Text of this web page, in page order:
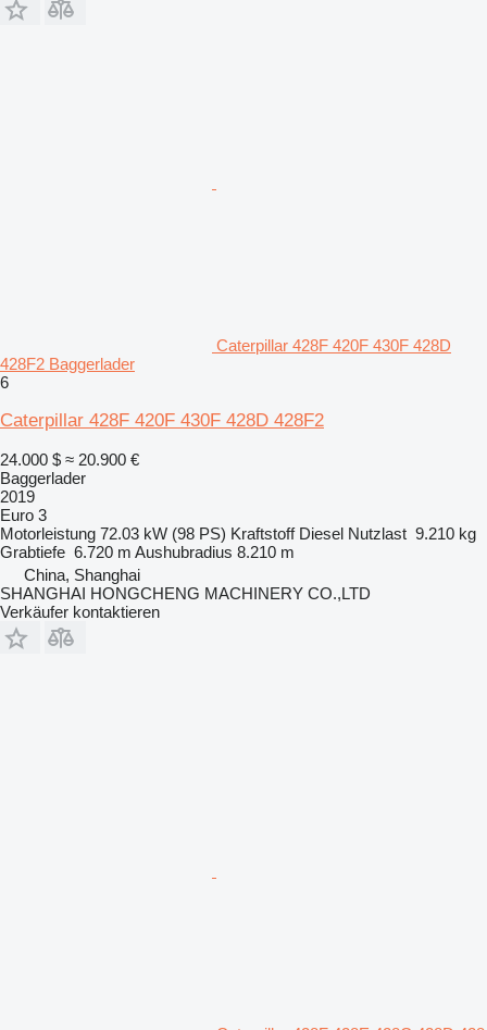
Caterpillar 428F 420F 430F 428D
428F2 Baggerlader
6
Caterpillar 428F 420F 430F 428D 428F2
24.000 $ ≈ 20.900 €
Baggerlader
2019
Euro 3
Motorleistung 72.03 kW (98 PS) Kraftstoff Diesel Nutzlast 9.210 kg
Grabtiefe 6.720 m Aushubradius 8.210 m
China, Shanghai
SHANGHAI HONGCHENG MACHINERY CO.,LTD
Verkäufer kontaktieren